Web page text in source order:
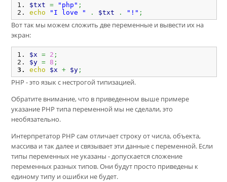
$txt = "php" ;
echo
"I love " . $txt . "!" ;
Вот так мы можем сложить две переменные и вывести их на
экран:
$x = 2 ;
$y = 8 ;
echo
$x + $y ;
PHP - это язык с нестрогой типизацией.
Обратите внимание, что в приведенном выше примере
указание PHP типа переменной мы не сделали, это
необязательно.
Интерпретатор PHP сам отличает строку от числа, объекта,
массива и так далее и связывает эти данные с переменной. Если
типы переменных не указаны - допускается сложение
переменных разных типов. Они будут просто приведены к
единому типу и ошибки не будет.